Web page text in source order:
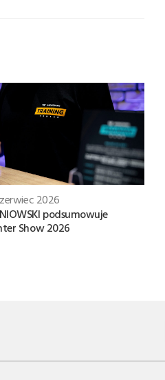
2026
podsumowuje
Show 2026